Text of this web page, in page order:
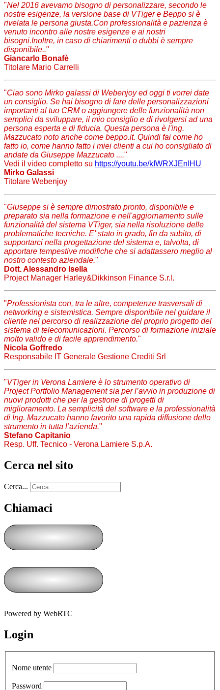
"Nel 2016 avevamo bisogno di personalizzare, secondo le
nostre esigenze, la versione base di VTiger e Beppo si è
rivelata le persona giusta.Con professionalità e pazienza è
venuto incontro alle nostre esigenze e ai nostri
bisogni.Inoltre, in caso di chiarimenti o dubbi è sempre
disponibile.."
Giancarlo Bonafè
Titolare Mario Carrelli
"Ciao sono Mirko galassi di Webenjoy ed oggi ti vorrei date
un consiglio. Se hai bisogno di fare delle personalizzazioni
importanti al tuo CRM o aggiungere delle funzionalità non
semplici da sviluppare, il mio consiglio e di rivolgersi ad una
persona esperta e di fiducia. Questa persona è l'ing.
Mazzucato noto anche come beppo.it. Quindi fai come ho
fatto io, come hanno fatto i miei clienti a cui ho consigliato di
andate da Giuseppe Mazzucato ...."
Vedi il video completto su https://youtu.be/kIWRXJEnIHU
Mirko Galassi
Titolare Webenjoy
"Giuseppe si è sempre dimostrato pronto, disponibile e
preparato sia nella formazione e nell'aggiornamento sulle
funzionalità del sistema VTiger, sia nella risoluzione delle
problematiche tecniche. E' stato in grado, fin da subito, di
supportarci nella progettazione del sistema e, talvolta, di
apportare tempestive modifiche che si adattassero meglio al
nostro contesto aziendale."
Dott. Alessandro Isella
Project Manager Harley&Dikkinson Finance S.r.l.
"Professionista con, tra le altre, competenze trasversali di
networking e sistemistica. Sempre disponibile nel guidare il
cliente nel percorso di realizzazione del proprio progetto del
sistema di telecomunicazioni. Percorso di formazione iniziale
molto valido e di facile apprendimento."
Nicola Goffredo
Responsabile IT Generale Gestione Crediti Srl
"VTiger in Verona Lamiere è lo strumento operativo di
Project Portfolio Management sia per l’avvio in produzione di
nuovi prodotti che per la gestione di progetti di
miglioramento. La semplicità del software e la professionalità
di Ing. Mazzucato hanno favorito una rapida diffusione dello
strumento in tutta l’azienda."
Stefano Capitanio
Resp. Uff. Tecnico - Verona Lamiere S.p.A.
Cerca nel sito
Cerca...
Chiamaci
Powered by WebRTC
Login
Nome utente
Password